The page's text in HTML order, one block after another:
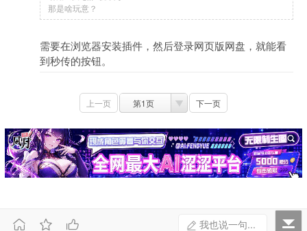
那是啥玩意？
需要在浏览器安装插件，然后登录网页版网盘，就能看
到秒传的按钮。
上一页 第1页 下一页
我也说一句...
  